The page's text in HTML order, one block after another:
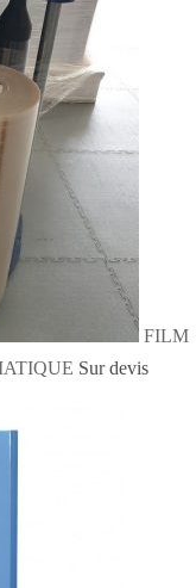
FILM
Sur devis